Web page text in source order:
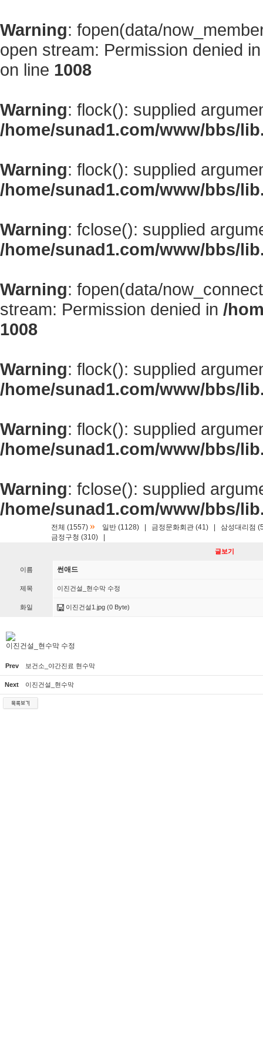
Warning: fopen(data/
open stream: Permission denied
on line 1008
Warning: flock(): supplied
/home/sunad1.com/www/bbs/
Warning: flock(): supplied
/home/sunad1.com/www/bbs/
Warning: fclose(): supplied
/home/sunad1.com/www/bbs/
Warning: fopen(data/
stream: Permission denied in /
1008
Warning: flock(): supplied
/home/sunad1.com/www/bbs/
Warning: flock(): supplied
/home/sunad1.com/www/bbs/
Warning: fclose(): supplied
/home/sunad1.com/www/bbs/
전체 (1557) » 일반 (1128) 금정문화회관 (41)
삼성대리점
금정구청 (310)
글보기
이름 썬애드
제목 이진건설_현수막 수정
화일 이진건설1.jpg (0 Byte)
이진건설_현수막 수정
Prev 보건소_야간진료 현수막
Next 이진건설_현수막